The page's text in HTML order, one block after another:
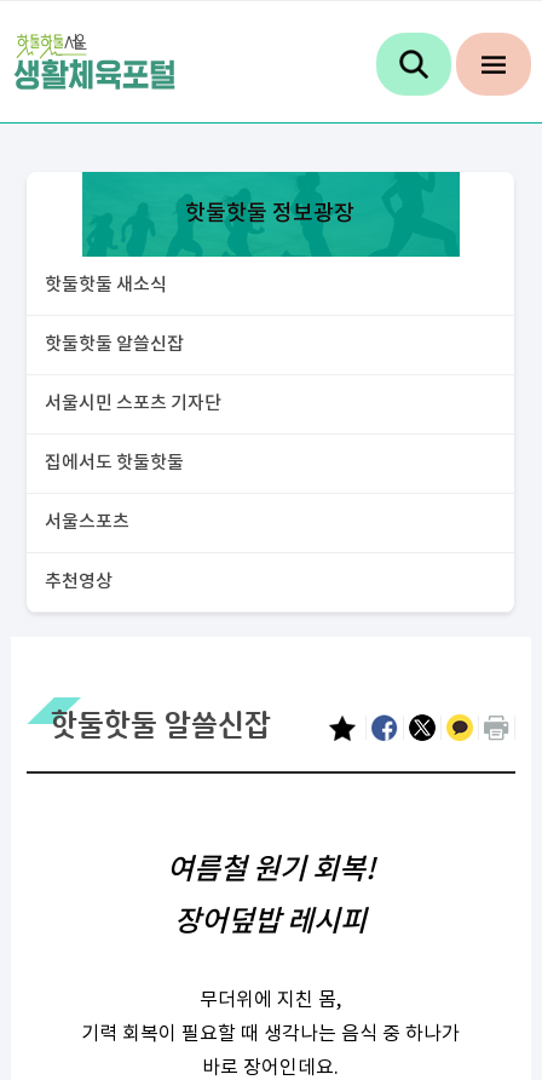
핫둘핫둘 정보광장
핫둘핫둘 새소식
핫둘핫둘 알쓸신잡
서울시민 스포츠 기자단
집에서도 핫둘핫둘
서울스포츠
추천영상
핫둘핫둘 알쓸신잡
여름철 원기 회복!
장어덮밥레시피
무더위에 지친 몸,
기력 회복이 필요할 때 생각나는 음식 중 하나가
바로 장어인데요.